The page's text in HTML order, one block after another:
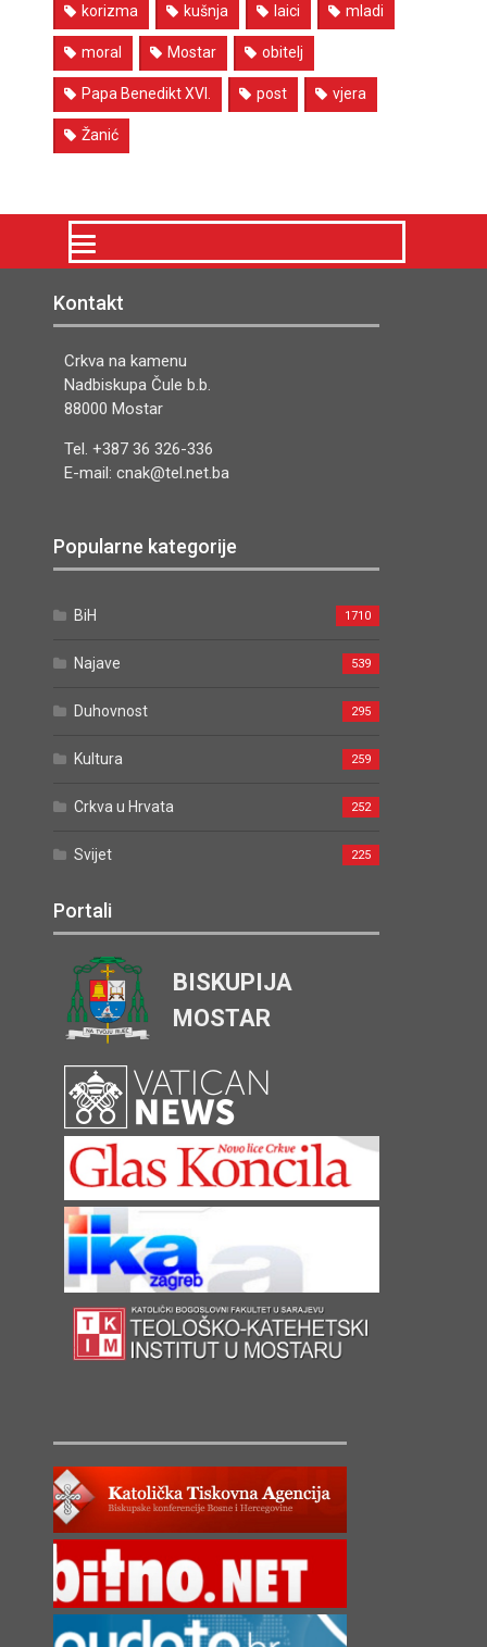
korizma kušnja laici mladi
moral Mostar obitelj
Papa Benedikt XVI. post vjera
Žanić
Kontakt
Crkva na kamenu
Nadbiskupa Čule b.b.
88000 Mostar
Tel. +387 36 326-336
E-mail: cnak@tel.net.ba
Popularne kategorije
BiH 1710
Najave 539
Duhovnost 295
Kultura 259
Crkva u Hrvata 252
Svijet 225
Portali
BISKUPIJA
MOSTAR